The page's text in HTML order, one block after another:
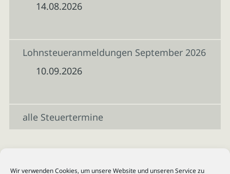
Wir verwenden Cookies, um unsere Website und unseren Service zu
14.08.2026
Lohnsteueranmeldungen September 2026
10.09.2026
alle Steuertermine